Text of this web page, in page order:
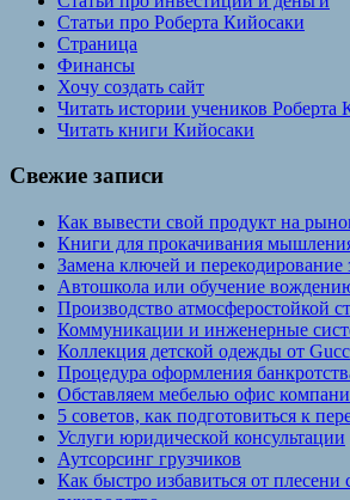
Статьи про Роберта Кийосаки
Страница
Финансы
Хочу создать сайт
Читать истории учеников Роберта
Читать книги Кийосаки
Свежие записи
Как вывести свой продукт на
Книги для прокачивания
Замена ключей и перекодирование
Автошкола или обучение
Производство атмосферостойкой
Коммуникации и инженерные
Коллекция детской одежды от
Процедура оформления
Обставляем мебелью офис
5 советов, как подготовиться к
Услуги юридической консультации
Аутсорсинг грузчиков
Как быстро избавиться от плесени